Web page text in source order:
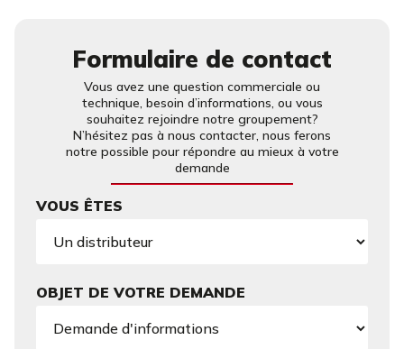
Formulaire de contact
Vous avez une question commerciale ou
technique, besoin d’informations, ou vous
souhaitez rejoindre notre groupement?
N’hésitez pas à nous contacter, nous ferons
notre possible pour répondre au mieux à votre
demande
VOUS ÊTES
OBJET DE VOTRE DEMANDE